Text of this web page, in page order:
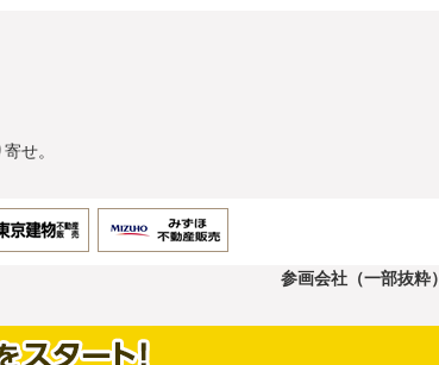
せ。
参画会社（一部抜粋）